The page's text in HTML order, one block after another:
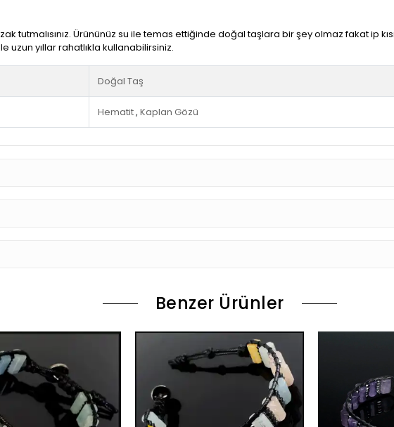
tutmalısınız. Ürününüz su ile temas ettiğinde doğal taşlara bir şey olmaz fakat ip
uzun yıllar rahatlıkla kullanabilirsiniz.
Doğal Taş
Hematit, Kaplan Gözü
Benzer Ürünler